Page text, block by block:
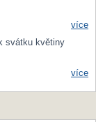
více
svátku květiny
více